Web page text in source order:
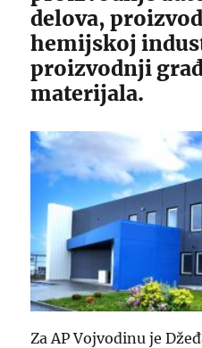
delova,
hemijskoj
proizvodnji
materijala.
Za AP Vojvodinu je